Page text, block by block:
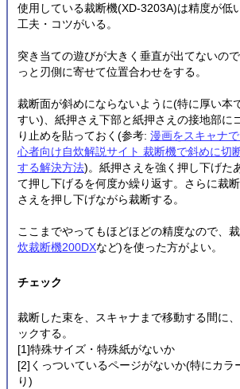
使用している裁断機(XD-3203A)は精度が低
工夫・コツがいる。
突き当ての遊びが大きく垂直が出てないの
っと刃側に寄せて位置合わせをする。
裁断面が斜めにならないように(特に厚い本
すい)、紙押さえ下部と紙押さえの接地部に
り止めを貼っておく(参考: 漫画をスキャナ
心者向け自炊解説サイト 裁断機で斜めに切
する解決方法)。紙押さえを強く押し下げた
て押し下げるを何度か繰り返す。さらに裁
さえを押し下げながら裁断する。
ここまでやってもほどほどの精度なので、
炊裁断機200DXなど)を使った方がよい。
チェック
裁断した束を、スキャナまで移動する間に
ックする。
[1]特殊サイズ・特殊紙がないか
[2]くっついているページがないか(特にカラ
り)